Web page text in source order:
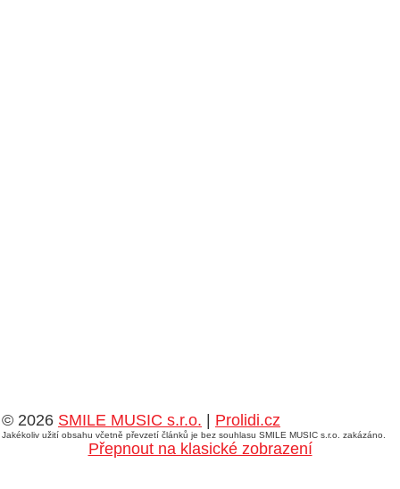
© 2026 SMILE MUSIC s.r.o. | Prolidi.cz
Jakékoliv užití obsahu včetně převzetí článků je bez souhlasu SMILE MUSIC s.r.o. zakázáno.
Přepnout na klasické zobrazení